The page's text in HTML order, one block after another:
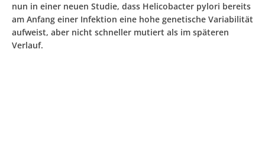
nun in einer neuen Studie, dass Helicobacter pylori bereits
am Anfang einer Infektion eine hohe genetische Variabilität
aufweist, aber nicht schneller mutiert als im späteren
Verlauf.